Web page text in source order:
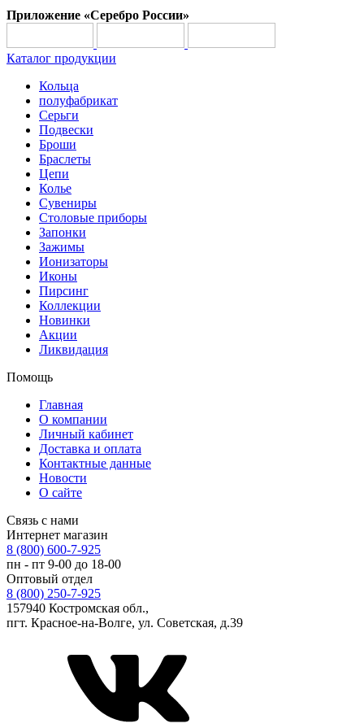
Приложение «Серебро России»
Каталог продукции
Кольца
полуфабрикат
Серьги
Подвески
Броши
Браслеты
Цепи
Колье
Сувениры
Столовые приборы
Запонки
Зажимы
Ионизаторы
Иконы
Пирсинг
Коллекции
Новинки
Акции
Ликвидация
Помощь
Главная
О компании
Личный кабинет
Доставка и оплата
Контактные данные
Новости
О сайте
Связь с нами
Интернет магазин
8 (800) 600-7-925
пн - пт 9-00 до 18-00
Оптовый отдел
8 (800) 250-7-925
157940 Костромская обл.,
пгт. Красное-на-Волге, ул. Советская, д.39